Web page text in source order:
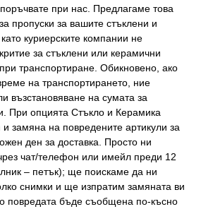
поръчвате при нас. Предлагаме това
пропуски за вашите стъклени и
куриерските компании не
за стъклени или керамични
транспортиране. Обикновено, ако
на транспортирането, ние
възстановяване на сумата за
При опцията Стъкло и Керамика
замяна на повредените артикули за
ден за доставка. Просто ни
чат/телефон или имейл преди 12
– петък); ще поискаме да ни
снимки и ще изпратим замяната ви
повредата бъде съобщена по-късно